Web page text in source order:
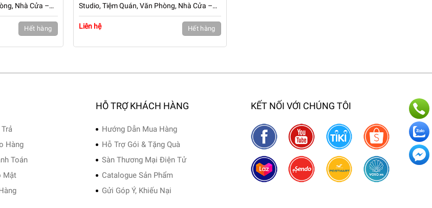
Nhà Cửa –
Hết hàng
Studio, Tiệm Quán, Văn Phòng, Nhà Cửa –
Cao 80cm – Mã: PN-CG073
Liên hệ
Hết hàng
Hàng
Toán
Mật
HỖ TRỢ KHÁCH HÀNG
Hướng Dẫn Mua Hàng
Hỗ Trợ Gói & Tặng Quà
Sàn Thương Mại Điện Tử
Catalogue Sản Phẩm
Gửi Góp Ý, Khiếu Nại
KẾT NỐI VỚI CHÚNG TÔI